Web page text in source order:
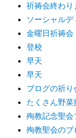
祈祷会終わり
ソーシャル
金曜日祈祷会
登校
早天
早天
ブログの祈り
たくさん野
殉教記念聖
殉教聖会の